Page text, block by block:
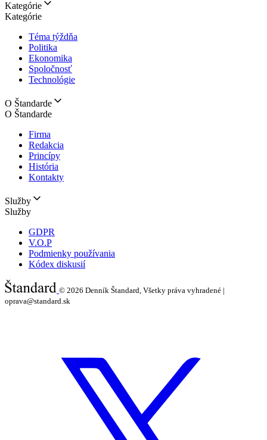
Kategórie
Kategórie
Téma týždňa
Politika
Ekonomika
Spoločnosť
Technológie
O Štandarde
O Štandarde
Firma
Redakcia
Princípy
História
Kontakty
Služby
Služby
GDPR
V.O.P
Podmienky používania
Kódex diskusií
© 2026 Denník Štandard, Všetky práva vyhradené |
oprava@standard.sk